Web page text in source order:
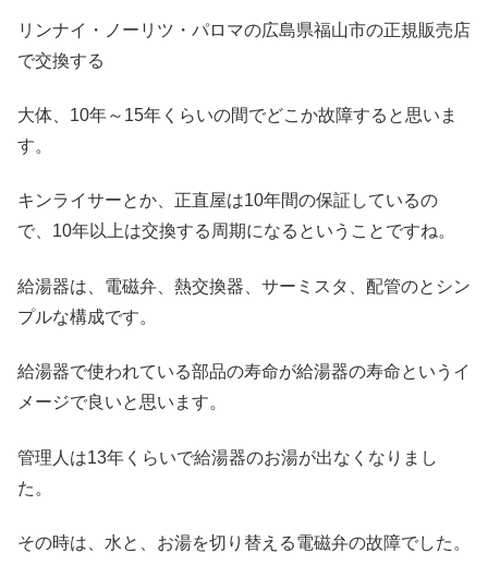
リンナイ・ノーリツ・パロマの広島県福山市の正規販売店
で交換する
大体、10年～15年くらいの間でどこか故障すると思いま
す。
キンライサーとか、正直屋は10年間の保証しているの
で、10年以上は交換する周期になるということですね。
給湯器は、電磁弁、熱交換器、サーミスタ、配管のとシン
プルな構成です。
給湯器で使われている部品の寿命が給湯器の寿命というイ
メージで良いと思います。
管理人は13年くらいで給湯器のお湯が出なくなりまし
た。
その時は、水と、お湯を切り替える電磁弁の故障でした。